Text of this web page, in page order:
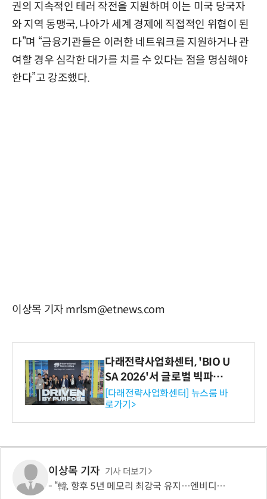
권의 지속적인 테러 작전을 지원하며 이는 미국 당국자
와 지역 동맹국, 나아가 세계 경제에 직접적인 위협이 된
다”며 “금융기관들은 이러한 네트워크를 지원하거나 관
여할 경우 심각한 대가를 치를 수 있다는 점을 명심해야
한다”고 강조했다.
이상목 기자 mrlsm@etnews.com
다래전략사업화센터, 'BIO U
SA 2026'서 글로벌 빅파마
와의 비즈니스 미팅 지원…K
-바이오 해외 진출 교두보 확
보
[다래전략사업화센터] 뉴스룸 바
로가기>
이상목 기자 기사 더보기
“韓, 향후 5년 메모리 최강국 유지…엔비디아, HBM 독주 흔들”